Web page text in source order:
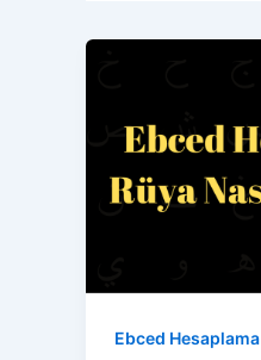
Ebced Hesaplama